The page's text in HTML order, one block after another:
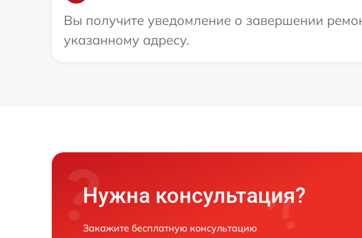
Вы получите уведомление о завершении
указанному адресу.
Нужна консультация?
Закажите бесплатную консультацию